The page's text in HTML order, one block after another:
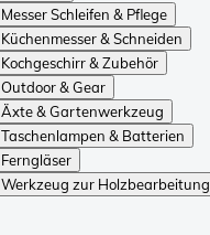
Messer Schleifen & Pflege
Küchenmesser & Schneiden
Kochgeschirr & Zubehör
Outdoor & Gear
Äxte & Gartenwerkzeug
Taschenlampen & Batterien
Ferngläser
Werkzeug zur Holzbearbeitung